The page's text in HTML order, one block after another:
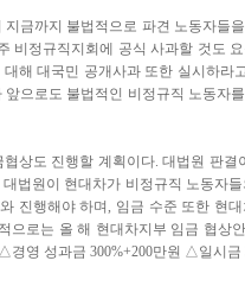
금까지 불법적으로 파견 노동자들
비정규직지회에 공식 사과할 것도
해 대국민 공개사과 또한 실시하라
으로도 불법적인 비정규직 노동자
상도 진행할 계획이다. 대법원 판
법원이 현대차가 비정규직 노동자
진행해야 하며, 임금 수준 또한 현
으로는 올 해 현대차지부 임금 협상
경영 성과금 300%+200만원 △일시